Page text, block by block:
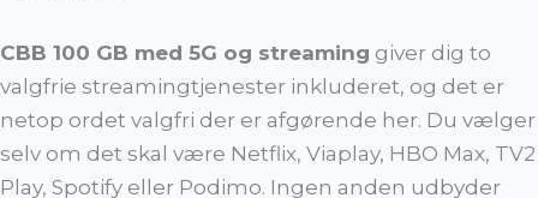
CBB 100 GB med 5G og streaming giver dig to
valgfrie streamingtjenester inkluderet, og det er
netop ordet valgfri der er afgørende her. Du vælger
selv om det skal være Netflix, Viaplay, HBO Max, TV2
Play, Spotify eller Podimo. Ingen anden udbyder